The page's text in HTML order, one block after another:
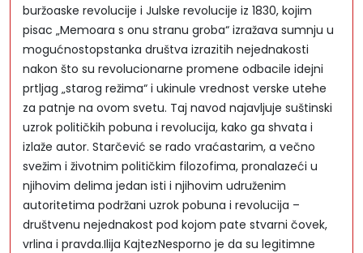
buržoaske revolucije i Julske revolucije iz 1830, kojim
pisac „Memoara s onu stranu groba“ izražava sumnju u
mogućnostopstanka društva izrazitih nejednakosti
nakon što su revolucionarne promene odbacile idejni
prtljag „starog režima“ i ukinule vrednost verske utehe
za patnje na ovom svetu. Taj navod najavljuje suštinski
uzrok političkih pobuna i revolucija, kako ga shvata i
izlaže autor. Starčević se rado vraćastarim, a večno
svežim i životnim političkim filozofima, pronalazeći u
njihovim delima jedan isti i njihovim udruženim
autoritetima podržani uzrok pobuna i revolucija –
društvenu nejednakost pod kojom pate stvarni čovek,
vrlina i pravda.Ilija KajtezNesporno je da su legitimne